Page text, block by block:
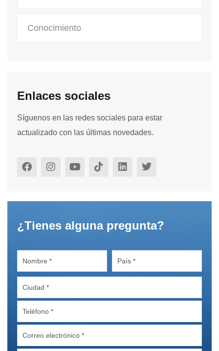
Conocimiento
Enlaces sociales
Síguenos en las redes sociales para estar
actualizado con las últimas novedades.
¿Tienes alguna pregunta?